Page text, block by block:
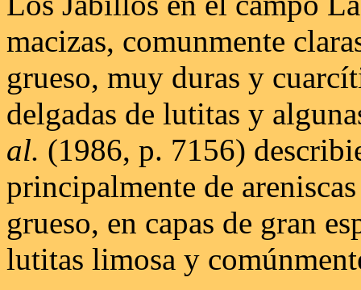
macizas, comunmente
grueso, muy duras y
delgadas de lutitas y
al. (1986, p. 7156)
principalmente de
grueso, en capas de gran
lutitas limosa y